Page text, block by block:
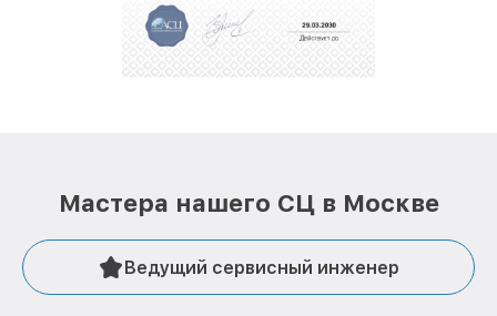
Мастера нашего СЦ в Москве
Ведущий сервисный инженер